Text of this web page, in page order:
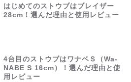
はじめてのストウブはブレイザー
28cm！選んだ理由と使用レビュー
4台目のストウブはワナベＳ（Wa-
NABE S 16cm）！選んだ理由と使
用レビュー